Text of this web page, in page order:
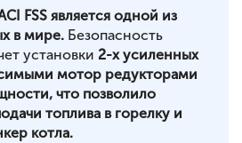
FSS является одной из
в мире. Безопасность
установки 2-х усиленных
мотор редукторами
что позволило
топлива в горелку и
котла.